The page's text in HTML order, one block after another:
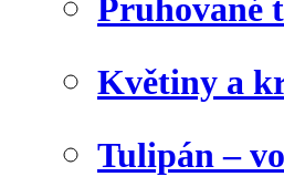
Pruhované
Květiny a
Tulipán –